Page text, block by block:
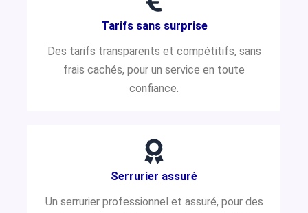
Tarifs sans surprise
Des tarifs transparents et compétitifs, sans
frais cachés, pour un service en toute
confiance.
Serrurier assuré
Un serrurier professionnel et assuré, pour des